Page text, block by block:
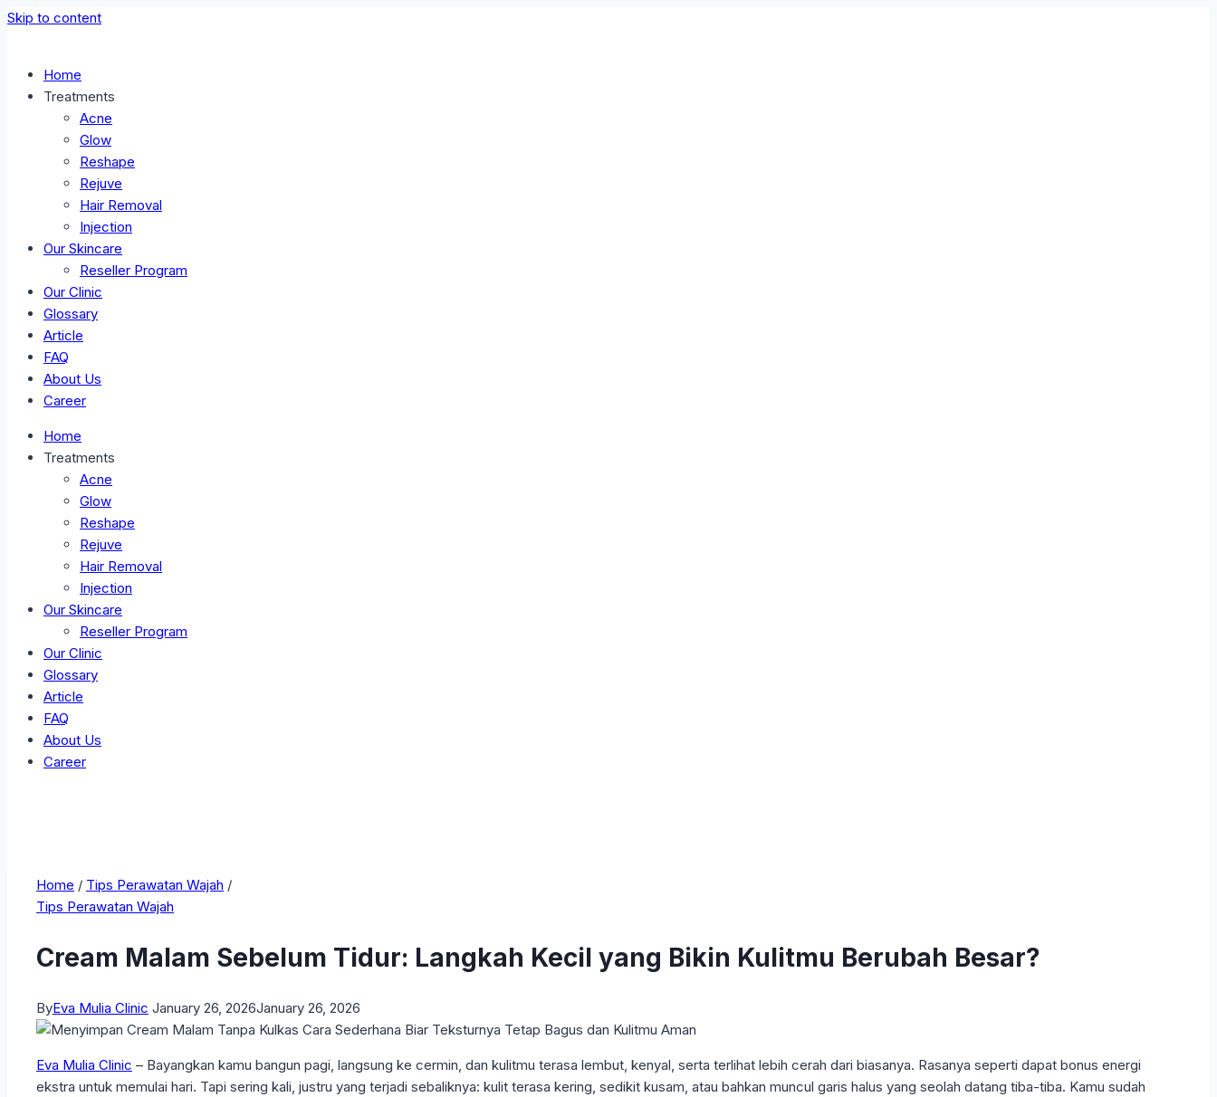
Skip to content
Home
Treatments
Acne
Glow
Reshape
Rejuve
Hair Removal
Injection
Our Skincare
Reseller Program
Our Clinic
Glossary
Article
FAQ
About Us
Career
Home
Treatments
Acne
Glow
Reshape
Rejuve
Hair Removal
Injection
Our Skincare
Reseller Program
Our Clinic
Glossary
Article
FAQ
About Us
Career
Home / Tips Perawatan Wajah /
Tips Perawatan Wajah
Cream Malam Sebelum Tidur: Langkah Kecil yang Bikin Kulitmu Berubah Besar?
ByEva Mulia Clinic January 26, 2026January 26, 2026
Eva Mulia Clinic – Bayangkan kamu bangun pagi, langsung ke cermin, dan kulitmu terasa lembut, kenyal, serta terlihat lebih cerah dari biasanya. Rasanya seperti dapat bonus energi
ekstra untuk memulai hari. Tapi sering kali, justru yang terjadi sebaliknya: kulit terasa kering, sedikit kusam, atau bahkan muncul garis halus yang seolah datang tiba-tiba. Kamu sudah